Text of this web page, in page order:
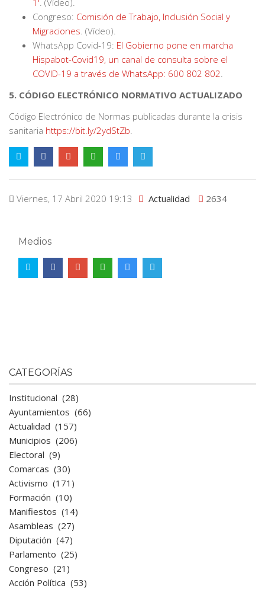
Congreso: Comisión de Trabajo, Inclusión Social y
Migraciones . (Vídeo).
WhatsApp Covid-19: El Gobierno pone en marcha
Hispabot-Covid19, un canal de consulta sobre el
COVID-19 a través de WhatsApp: 600 802 802
5. CÓDIGO ELECTRÓNICO NORMATIVO ACTUALIZADO
Código Electrónico de Normas publicadas durante la crisis
sanitaria https://bit.ly/2ydStZb
Viernes, 17 Abril 2020 19:13 Actualidad 2634
Medios
CATEGORÍAS
Institucional (28)
Ayuntamientos (66)
Actualidad (157)
Municipios (206)
Electoral (9)
Comarcas (30)
Activismo (171)
Formación (10)
Manifiestos (14)
Asambleas (27)
Diputación (47)
Parlamento (25)
Congreso (21)
Acción Política (53)